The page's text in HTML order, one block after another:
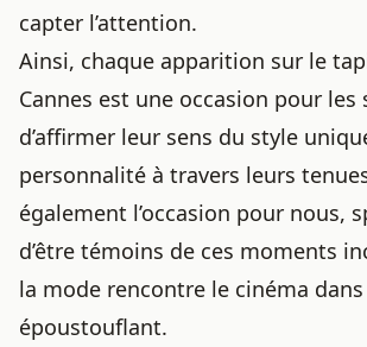
capter l’attention.
Ainsi, chaque apparition sur le
Cannes est une occasion pour les
d’affirmer leur sens du style
personnalité à travers leurs
également l’occasion pour nous,
d’être témoins de ces moments
la mode rencontre le cinéma
époustouflant.